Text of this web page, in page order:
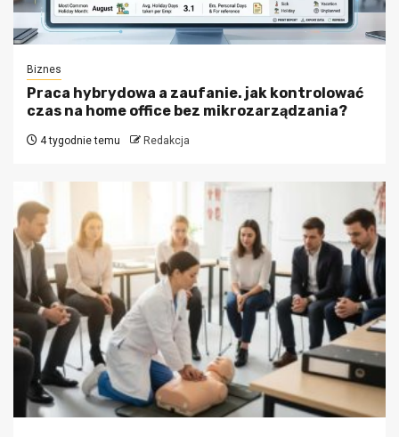
Biznes
Praca hybrydowa a zaufanie. jak kontrolować
czas na home office bez mikrozarządzania?
4 tygodnie temu Redakcja